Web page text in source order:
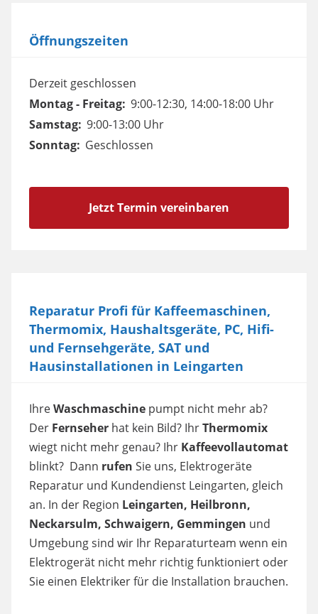
Öffnungszeiten
Derzeit geschlossen
Montag - Freitag: 9:00-12:30, 14:00-18:00 Uhr
Samstag: 9:00-13:00 Uhr
Sonntag: Geschlossen
Jetzt Termin vereinbaren
Reparatur Profi für Kaffeemaschinen,
Thermomix, Haushaltsgeräte, PC, Hifi-
und Fernsehgeräte, SAT und
Hausinstallationen in Leingarten
IhreWaschmaschine pumpt nicht mehr ab?
Der Fernseher hat kein Bild? IhrThermomix
wiegt nicht mehr genau? Ihr Kaffeevollautomat
blinkt? Dann rufen Sie uns, Elektrogeräte
Reparatur und Kundendienst Leingarten, gleich
an. In der Region Leingarten, Heilbronn,
Neckarsulm, Schwaigern, Gemmingen und
Umgebung sind wir Ihr Reparaturteam wenn ein
Elektrogerät nicht mehr richtig funktioniert oder
Sie einen Elektriker für die Installation brauchen.